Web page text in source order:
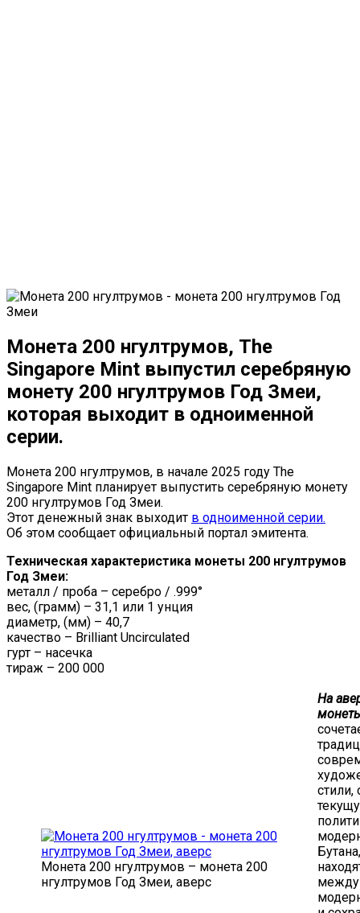
Монета 200 нгултрумов, The
Singapore Mint выпустил серебряную
монету 200 нгултрумов Год Змеи,
которая выходит в одноименной
серии.
Монета 200 нгултрумов, в начале 2025 году The
Singapore Mint планирует выпустить серебряную монету
200 нгултрумов Год Змеи.
Этот денежный знак выходит в одноименной серии.
Об этом сообщает официальный портал эмитента.
Техническая характеристика монеты 200 нгултрумов
Год Змеи:
металл / проба – серебро / .999°
вес, (грамм) – 31,1 или 1 унция
диаметр, (мм) – 40,7
качество – Brilliant Uncirculated
гурт – насечка
тираж – 200 000
Монета 200 нгултрумов – монета 200
нгултрумов Год Змеи, аверс
На
стили,
между